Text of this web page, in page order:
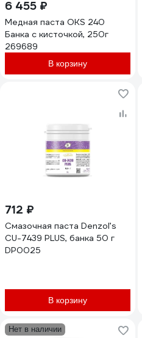
6 455 ₽
Медная паста OKS 240
Банка с кисточкой, 250г
269689
В корзину
712 ₽
Смазочная паста Denzol’s
CU-7439 PLUS, банка 50 г
DP0025
В корзину
Нет в наличии